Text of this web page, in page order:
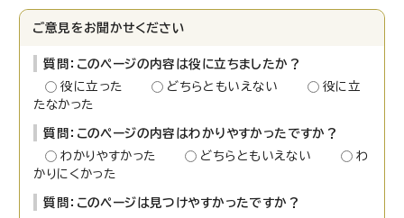
ご意見をお聞かせください
質問：このページの内容は役に立ちましたか？
役に立った
どちらともいえない
役に立
たなかった
質問：このページの内容はわかりやすかったですか？
わかりやすかった
どちらともいえない
わ
かりにくかった
質問：このページは見つけやすかったですか？